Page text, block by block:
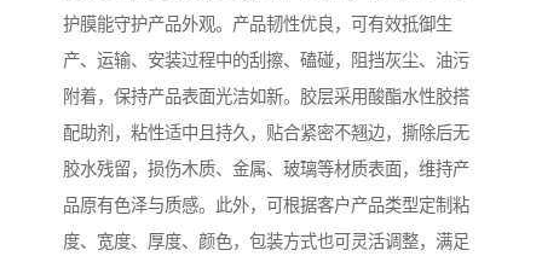
护膜能守护产品外观。产品韧性优良，可有效抵御生
产、运输、安装过程中的刮擦、磕碰，阻挡灰尘、油污
附着，保持产品表面光洁如新。胶层采用酸酯水性胶搭
配助剂，粘性适中且持久，贴合紧密不翘边，撕除后无
胶水残留，损伤木质、金属、玻璃等材质表面，维持产
品原有色泽与质感。此外，可根据客户产品类型定制粘
度、宽度、厚度、颜色，包装方式也可灵活调整，满足